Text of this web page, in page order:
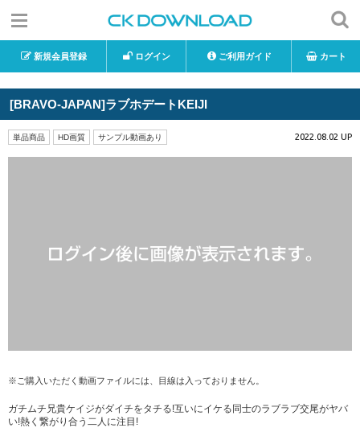
新規会員登録 ログイン ご利用ガイド カート
[BRAVO-JAPAN]ラブホデートKEIJI
単品商品 HD画質 サンプル動画あり 2022.08.02 UP
※ご購入いただく動画ファイルには、目線は入っておりません。
ガチムチ兄貴ケイジがダイチをタチる!互いにイケる同士のラブラブ交尾がヤバ
い!熱く繋がり合う二人に注目!